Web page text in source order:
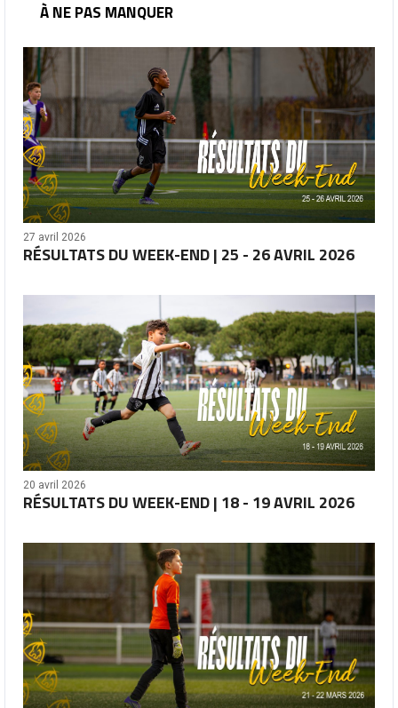
À NE PAS MANQUER
27 avril 2026
RÉSULTATS DU WEEK-END | 25 - 26 AVRIL 2026
20 avril 2026
RÉSULTATS DU WEEK-END | 18 - 19 AVRIL 2026